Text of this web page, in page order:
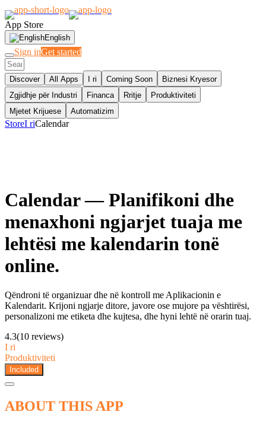
App Store
English
Sign inGet started
Discover All Apps I ri Coming Soon
Biznesi Kryesor
Zgjidhje për Industri
Financa Rritje
Produktiviteti
Mjetet Krijuese
Automatizim
StoreI riCalendar
Calendar— Planifikoni dhe
menaxhoni ngjarjet tuaja me
lehtësi me kalendarin tonë
online.
Qëndroni të organizuar dhe në kontroll me Aplikacionin e
Kalendarit. Krijoni ngjarje ditore, javore ose mujore pa vështirësi,
personalizoni me etiketa dhe kujtesa, dhe hyni lehtë në orarin tuaj.
4.3(10 reviews)
I ri
Produktiviteti
Included
ABOUT THIS APP